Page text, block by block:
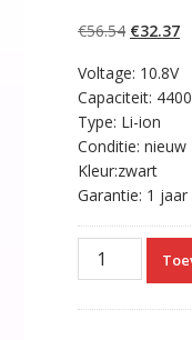
gebaseerd op
klantbeoordelinge
€56.54
was:
€56.54.
€32.37
Voltage: 10.8V
Capaciteit:
Type: Li-ion
Conditie: nieuw
Kleur:zwart
Garantie: 1 jaar
Originele
laptop